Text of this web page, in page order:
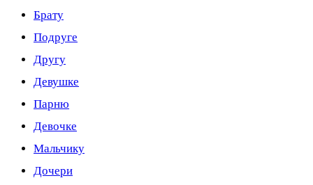
Брату
Подруге
Другу
Девушке
Парню
Девочке
Мальчику
Дочери